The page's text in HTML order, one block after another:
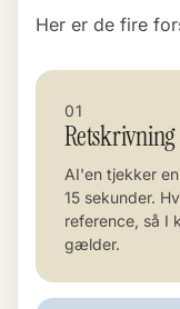
Her er de fire
01
AI'en tjekker
15 sekunder.
reference, så I
gælder.